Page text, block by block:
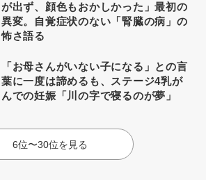
が出ず、顔色もおかしかった」最初の
異変。自覚症状のない「腎臓の病」の
怖さ語る
「お母さんがいない子になる」との言
葉に一度は諦めるも、ステージ4乳が
んでの妊娠「川の字で寝るのが夢」
6位〜30位を見る